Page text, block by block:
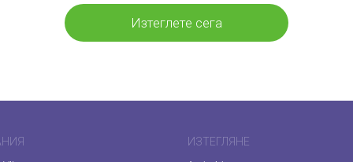
Изтеглете сега
ИЗТЕГЛЯНЕ